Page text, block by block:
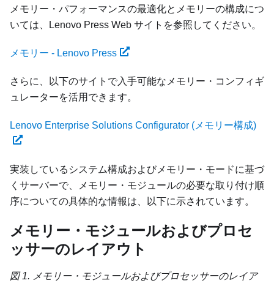
メモリー・パフォーマンスの最適化とメモリーの構成につ
いては、Lenovo Press Web サイトを参照してください。
メモリー - Lenovo Press
さらに、以下のサイトで入手可能なメモリー・コンフィギ
ュレーターを活用できます。
Lenovo Enterprise Solutions Configurator (メモリー構成)
実装しているシステム構成およびメモリー・モードに基づ
くサーバーで、メモリー・モジュールの必要な取り付け順
序についての具体的な情報は、以下に示されています。
メモリー・モジュールおよびプロセ
ッサーのレイアウト
図 1. メモリー・モジュールおよびプロセッサーのレイア